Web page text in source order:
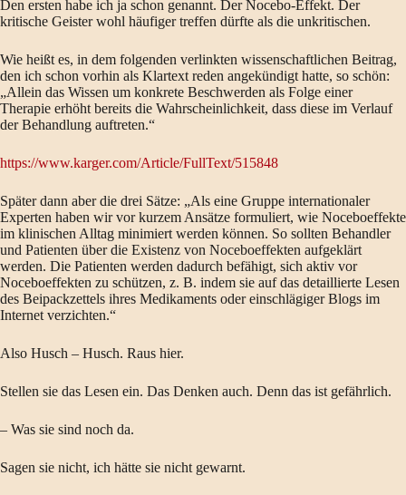
Den ersten habe ich ja schon genannt. Der Nocebo-Effekt. Der
kritische Geister wohl häufiger treffen dürfte als die unkritischen.
Wie heißt es, in dem folgenden verlinkten wissenschaftlichen Beitrag,
den ich schon vorhin als Klartext reden angekündigt hatte, so schön:
„Allein das Wissen um konkrete Beschwerden als Folge einer
Therapie erhöht bereits die Wahrscheinlichkeit, dass diese im Verlauf
der Behandlung auftreten.“
https://www.karger.com/Article/FullText/515848
Später dann aber die drei Sätze: „Als eine Gruppe internationaler
Experten haben wir vor kurzem Ansätze formuliert, wie Noceboeffekte
im klinischen Alltag minimiert werden können. So sollten Behandler
und Patienten über die Existenz von Noceboeffekten aufgeklärt
werden. Die Patienten werden dadurch befähigt, sich aktiv vor
Noceboeffekten zu schützen, z. B. indem sie auf das detaillierte Lesen
des Beipackzettels ihres Medikaments oder einschlägiger Blogs im
Internet verzichten.“
Also Husch – Husch. Raus hier.
Stellen sie das Lesen ein. Das Denken auch. Denn das ist gefährlich.
– Was sie sind noch da.
Sagen sie nicht, ich hätte sie nicht gewarnt.